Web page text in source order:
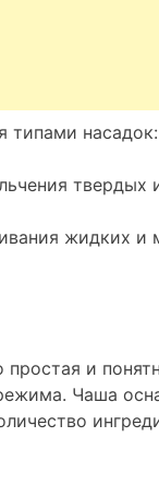
типами насадок:
твердых
жидких и
и
Чаша